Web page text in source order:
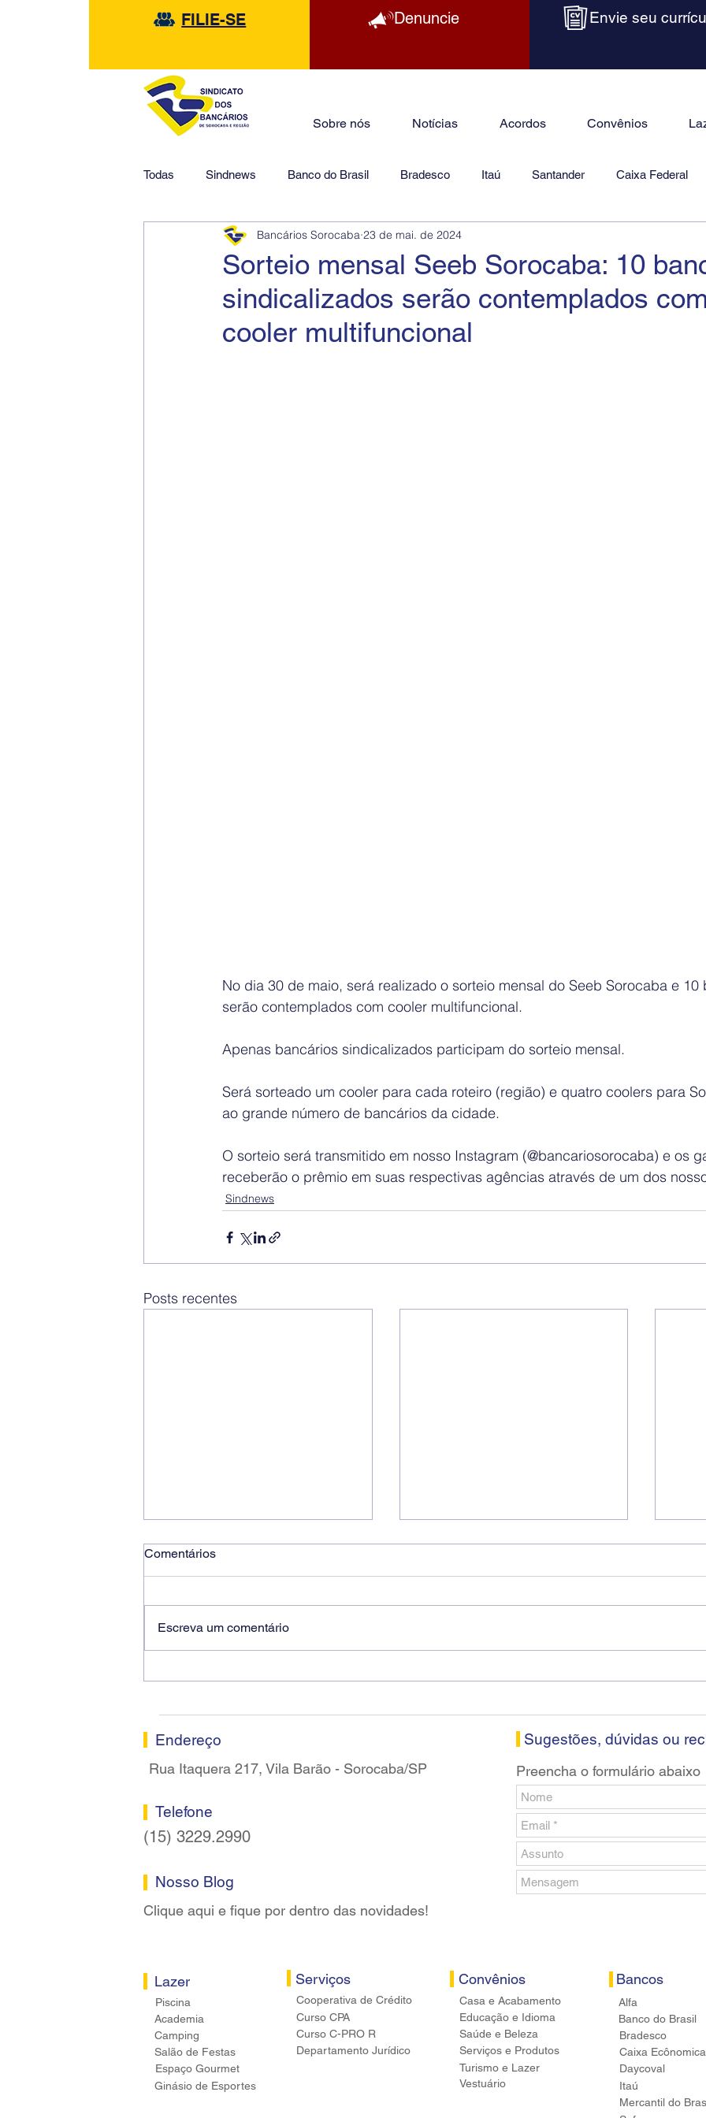
FILIE-SE Denuncie Envie seu
Sobre nós Notícias Acordos Convênios
Todas Sindnews Banco do Brasil Bradesco Itaú Santander Caixa Federal
HSBC Financeiras Jurídico
Sorteio mensal Seeb Sorocaba: 10
sindicalizados serão contemplados
cooler multifuncional
Bancários Sorocaba 23 de mai. de 2024
No dia 30 de maio, será realizado o sorteio mensal do Seeb Sorocaba e 10
serão contemplados com cooler multifuncional.
Apenas bancários sindicalizados participam do sorteio mensal.
Será sorteado um cooler para cada roteiro (região) e quatro coolers para
ao grande número de bancários da cidade.
O sorteio será transmitido em nosso Instagram (@bancariosorocaba) e os
receberão o prêmio em suas respectivas agências através de um dos
Sindnews
Posts recentes
Comentários
Escreva um comentário
Endereço
Rua Itaquera 217, Vila Barão - Sorocaba/SP
Telefone
(15) 3229.2990
Nosso Blog
Clique aqui e fique por dentro das novidades!
Lazer
Piscina
Academia
Camping
Salão de Festas
Espaço Gourmet
Ginásio de Esportes
Serviços
Cooperativa de Crédito
Curso CPA
Curso C-PRO R
Departamento Jurídico
Sugestões, dúvidas ou
Preencha o formulário abaixo
Convênios
Casa e Acabamento
Educação e Idioma
Saúde e Beleza
Serviços e Produtos
Turismo e Lazer
Vestuário
Bancos
Alfa
Banco do Brasil
Bradesco
Caixa
Daycoval
Itaú
Mercantil do